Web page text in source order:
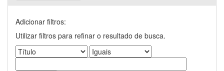
Adicionar filtros:
Utilizar filtros para refinar o resultado de busca.